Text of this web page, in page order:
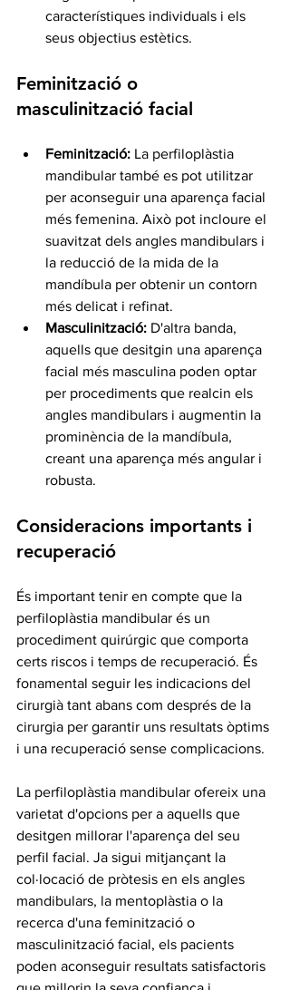
característiques individuals i els
seus objectius estètics.
Feminització o
masculinització facial
Feminització: La perfiloplàstia
mandibular també es pot utilitzar
per aconseguir una aparença facial
més femenina. Això pot incloure el
suavitzat dels angles mandibulars i
la reducció de la mida de la
mandíbula per obtenir un contorn
més delicat i refinat.
Masculinització: D'altra banda,
aquells que desitgin una aparença
facial més masculina poden optar
per procediments que realcin els
angles mandibulars i augmentin la
prominència de la mandíbula,
creant una aparença més angular i
robusta.
Consideracions importants i
recuperació
És important tenir en compte que la
perfiloplàstia mandibular és un
procediment quirúrgic que comporta
certs riscos i temps de recuperació. És
fonamental seguir les indicacions del
cirurgià tant abans com després de la
cirurgia per garantir uns resultats òptims
i una recuperació sense complicacions.
La perfiloplàstia mandibular ofereix una
varietat d'opcions per a aquells que
desitgen millorar l'aparença del seu
perfil facial. Ja sigui mitjançant la
col·locació de pròtesis en els angles
mandibulars, la mentoplàstia o la
recerca d'una feminització o
masculinització facial, els pacients
poden aconseguir resultats satisfactoris